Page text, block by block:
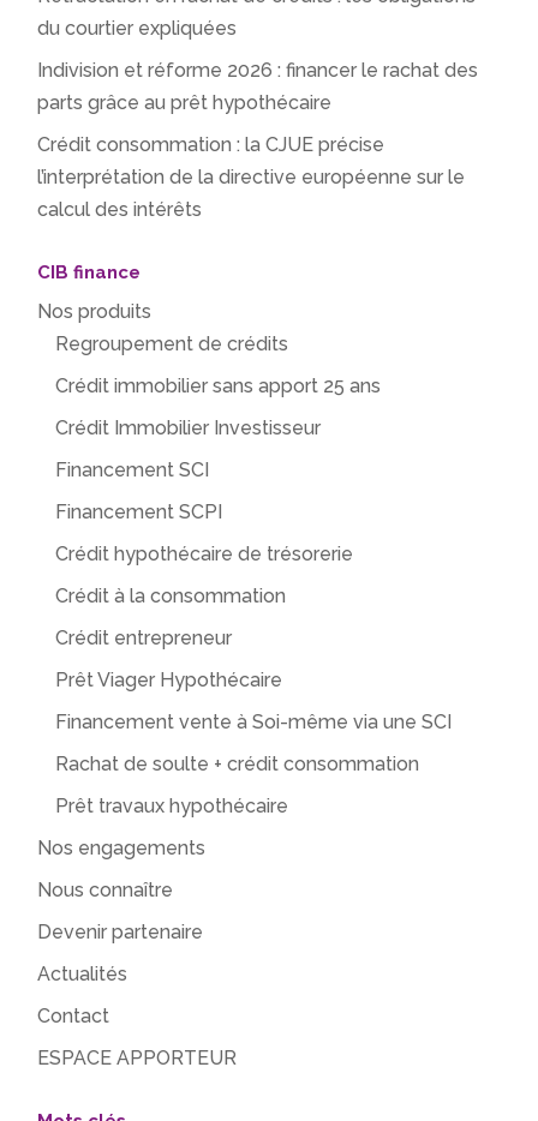
du courtier expliquées
Indivision et réforme 2026 : financer le rachat des
parts grâce au prêt hypothécaire
Crédit consommation : la CJUE précise
l’interprétation de la directive européenne sur le
calcul des intérêts
CIB finance
Nos produits
Regroupement de crédits
Crédit immobilier sans apport 25 ans
Crédit Immobilier Investisseur
Financement SCI
Financement SCPI
Crédit hypothécaire de trésorerie
Crédit à la consommation
Crédit entrepreneur
Prêt Viager Hypothécaire
Financement vente à Soi-même via une SCI
Rachat de soulte + crédit consommation
Prêt travaux hypothécaire
Nos engagements
Nous connaître
Devenir partenaire
Actualités
Contact
ESPACE APPORTEUR